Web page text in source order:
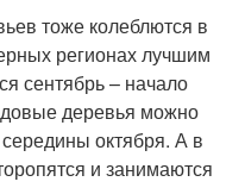
тоже колеблются в
регионах лучшим
сентябрь – начало
деревья можно
октября. А в
и занимаются